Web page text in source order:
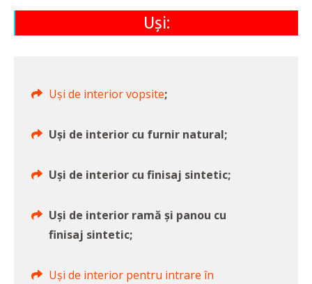
Uși:
Uși de interior vopsite;
Uși de interior cu furnir natural;
Uși de interior cu finisaj sintetic;
Uși de interior ramă și panou cu
finisaj sintetic;
Uși de interior pentru intrare în